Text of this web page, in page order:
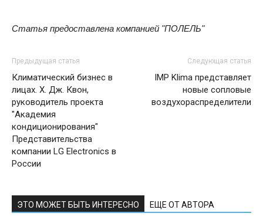
Статья предоставлена компанией "ПОЛЕЛЬ"
Предыдущая статья
Климатический бизнес в
лицах. Х. Дж. Квон,
руководитель проекта
"Академия
кондиционирования"
Представительства
компании LG Electronics в
России
Следующая статья
IMP Klima представляет
новые сопловые
воздухораспределители
ЭТО МОЖЕТ БЫТЬ ИНТЕРЕСНО ЕЩЕ ОТ АВТОРА